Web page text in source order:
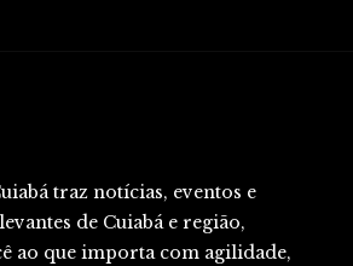
traz notícias, eventos e
de Cuiabá e região,
ao que importa com agilidade,